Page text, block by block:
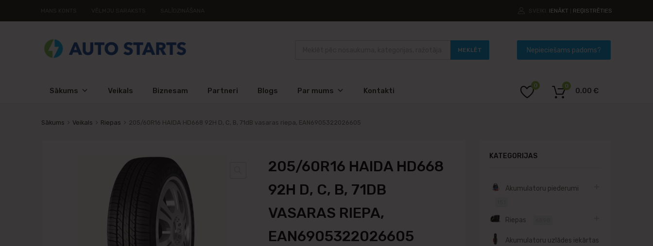
IENĀKT REĢISTRĒTIES
MEKLĒT
Sākums Veikals Biznesam Partneri Blogs Par mums Kontakti
0
0.00 €
0
Sākums Veikals Riepas 205/60R16 HAIDA HD668 92H D, C, B, 71dB vasaras riepa, EAN6905322026605
205/60R16 HAIDA HD668
92H D, C, B, 71DB
VASARAS RIEPA,
EAN6905322026605
KATEGORIJAS
Akumulatoru piederumi
Riepas
Akumulatoru uzlādes iekārtas